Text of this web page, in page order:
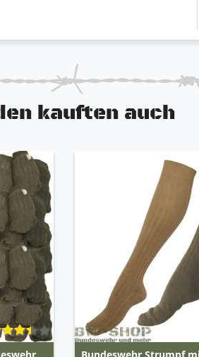
kauften auch
Bundeswehr Strumpf